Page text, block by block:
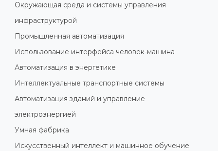
Окружающая среда и системы управления
инфраструктурой
Промышленная автоматизация
Использование интерфейса человек-машина
Автоматизация в энергетике
Интеллектуальные транспортные системы
Автоматизация зданий и управление
электроэнергией
Умная фабрика
Искусственный интеллект и машинное обучение